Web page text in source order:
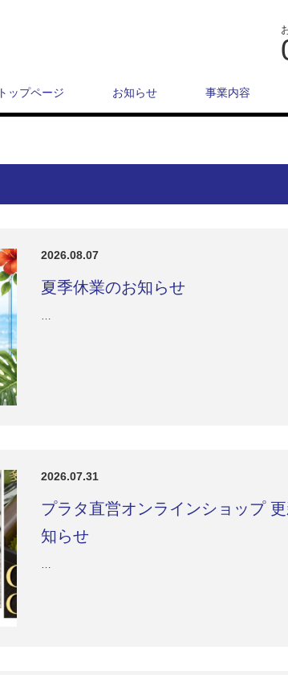
トップページ お知らせ 事業内容
2026.08.07
夏季休業のお知らせ
…
2026.07.31
プラタ直営オンラインショップ
知らせ
…